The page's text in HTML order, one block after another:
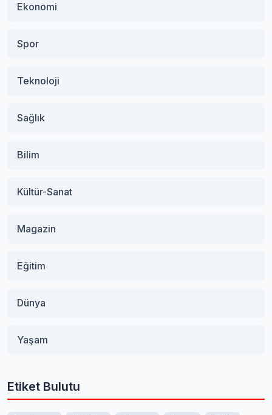
Ekonomi
Spor
Teknoloji
Sağlık
Bilim
Kültür-Sanat
Magazin
Eğitim
Dünya
Yaşam
Etiket Bulutu